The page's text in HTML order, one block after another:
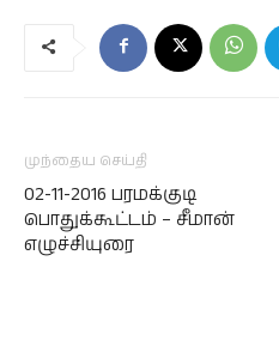
முந்தைய செய்தி
02-11-2016 பரமக்குடி
பொதுக்கூட்டம் – சீமான்
எழுச்சியுரை